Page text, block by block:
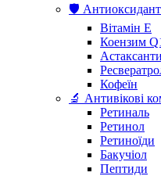
🛡️
Вітамін Е
Коензим
Кофеїн
🔬 Антивікові
Ретиналь
Ретинол
Ретиноїди
Бакучіол
Пептиди